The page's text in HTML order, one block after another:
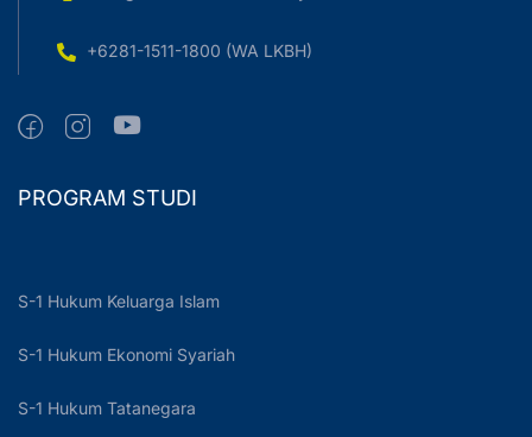
+6281-1511-1800 (WA LKBH)
PROGRAM STUDI
S-1 Hukum Keluarga Islam
S-1 Hukum Ekonomi Syariah
S-1 Hukum Tatanegara